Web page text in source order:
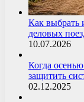
Как выбрать
деловых
10.07.2026
Когда
защитить
02.12.2025